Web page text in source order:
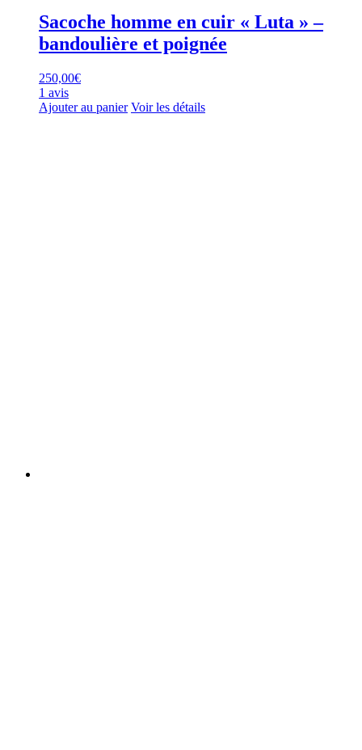
Sacoche homme en cuir « Luta » –
bandoulière et poignée
250,00€
1 avis
Ajouter au panier Voir les détails